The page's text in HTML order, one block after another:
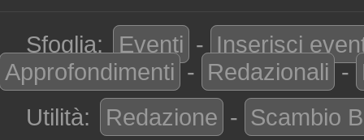
Sfoglia: Eventi - Inserisci
Approfondimenti - Redazionali -
Utilità:
Redazione - Scambio